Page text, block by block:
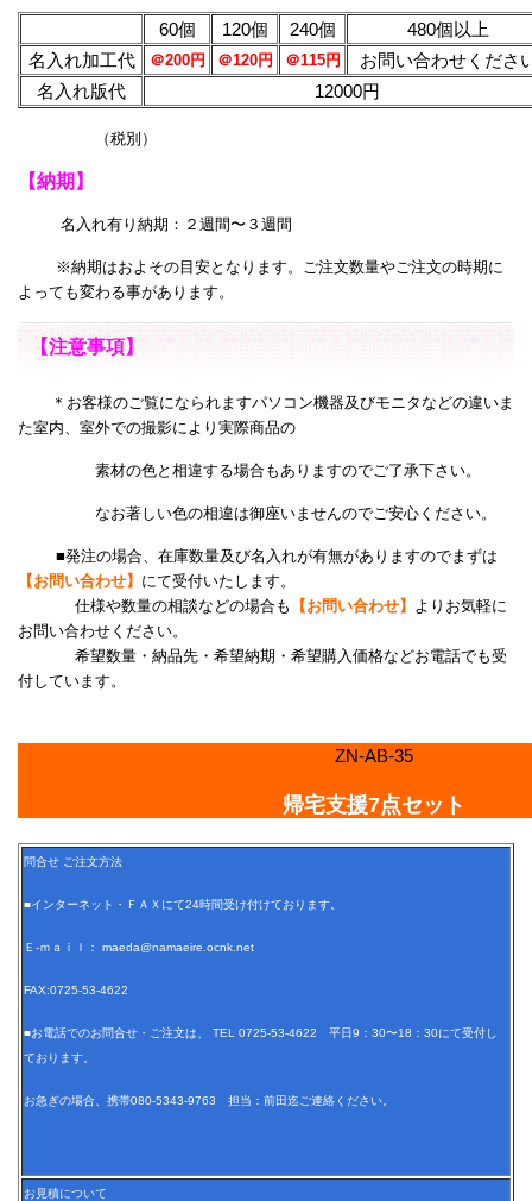
60個 120個 240個
480個以上
名入れ加工代
＠200円 ＠120円 ＠115円
お問い合わせくださ
名入れ版代
12000円
（税別）
【納期】
名入れ有り納期：２週間〜３週間
※納期はおよその目安となります。ご注文数量やご注文の時期に
よっても変わる事があります。
【注意事項】
＊お客様のご覧になられますパソコン機器及びモニタなどの違いま
た室内、室外での撮影により 実際商品の
素材の色と相違する場合もありますのでご了承下さい。
なお著しい色の相違は御座いませんのでご安心ください。
■発注の場合、在庫数量及び名入れが有無がありますのでまずは
【お問い合わせ】 にて受付いたします。
仕様や数量の相談などの場合も
【お問い合わせ】 よりお気軽に
お問い合わせください。
希望数量・納品先・希望納期・希望購入価格などお電話でも受
付しています。
ZN-AB-35
帰宅支援7点セット
問合せ ご注文方法
■インターネット・ＦＡＸにて24時間受け付けております。
Ｅ-ｍａｉｌ： maeda@namaeire.ocnk.net
FAX:0725-53-4622
■お電話でのお問合せ・ご注文は、 TEL 0725-53-4622 平日9：30〜18：30にて受付し
ております。
お急ぎの場合、携帯080-5343-9763 担当：前田迄ご連絡ください。
お見積について